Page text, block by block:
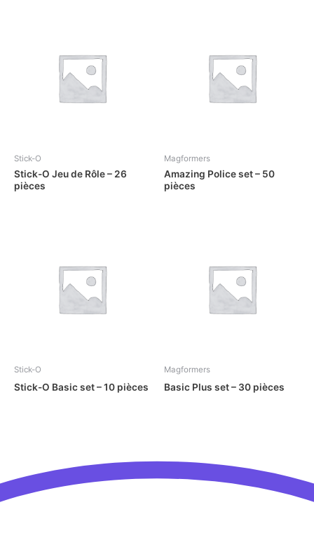
Stick-O
Stick-O Jeu de Rôle – 26
pièces
Magformers
Amazing Police set – 50
pièces
Stick-O
Stick-O Basic set – 10 pièces
Magformers
Basic Plus set – 30 pièces